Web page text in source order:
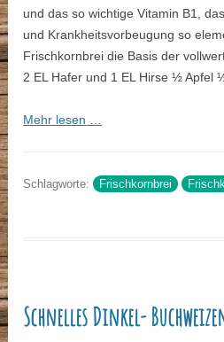
und das so wichtige Vitamin B1,
und Krankheitsvorbeugung so
Frischkornbrei die Basis der
2 EL Hafer und 1 EL Hirse ½ Apfel
Mehr lesen …
Schlagworte: Frischkornbrei
Schnelles Dinkel-